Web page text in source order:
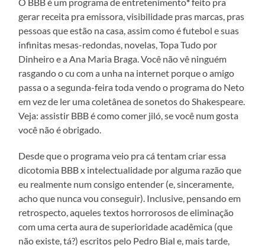
gerar receita pra emissora, visibilidade pras marcas, pras
pessoas que estão na casa, assim como é futebol e suas
infinitas mesas-redondas, novelas, Topa Tudo por
Dinheiro e a Ana Maria Braga. Você não vê ninguém
rasgando o cu com a unha na internet porque o amigo
passa o a segunda-feira toda vendo o programa do Neto
em vez de ler uma coletânea de sonetos do Shakespeare.
Veja: assistir BBB é como comer jiló, se você num gosta
você não é obrigado.
Desde que o programa veio pra cá tentam criar essa
dicotomia BBB x intelectualidade por alguma razão que
eu realmente num consigo entender (e, sinceramente,
acho que nunca vou conseguir). Inclusive, pensando em
retrospecto, aqueles textos horrorosos de eliminação
com uma certa aura de superioridade acadêmica (que
não existe, tá?) escritos pelo Pedro Bial e, mais tarde,